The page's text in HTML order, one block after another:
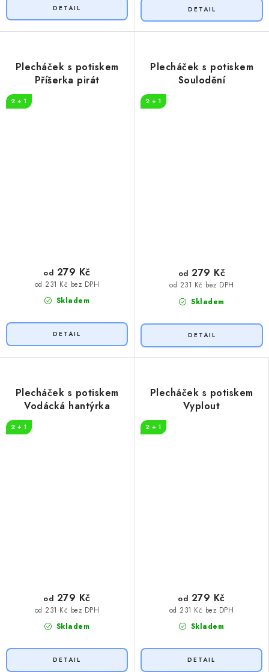
Plecháček s potiskem
Příšerka pirát
2 + 1
Skladem
od 231 Kč bez DPH
od 279 Kč
Plecháček s potiskem
Soulodění
2 + 1
Skladem
od 231 Kč bez DPH
od 279 Kč
Plecháček s potiskem
Vodácká hantýrka
2 + 1
Skladem
od 231 Kč bez DPH
od 279 Kč
Plecháček s potiskem
Vyplout
2 + 1
Skladem
od 231 Kč bez DPH
od 279 Kč